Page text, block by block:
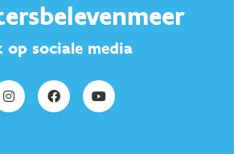
op sociale media